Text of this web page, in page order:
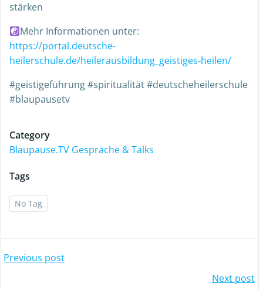
stärken
Mehr Informationen unter:
https://portal.deutsche-
heilerschule.de/heilerausbildung_geistiges-heilen/
#geistigeführung #spiritualität #deutscheheilerschule
#blaupausetv
Category
Blaupause.TV Gespräche & Talks
Tags
No Tag
Previous post
Next post